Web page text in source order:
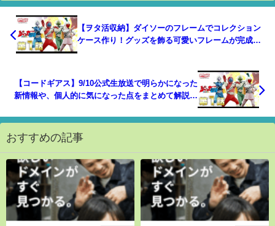
【ヲタ活収納】ダイソーのフレームでコレクション
ケース作り！グッズを飾る可愛いフレームが完成！
【コードギアス】9/10公式生放送で明らかになった
新情報や、個人的に気になった点をまとめて解説！
おすすめの記事